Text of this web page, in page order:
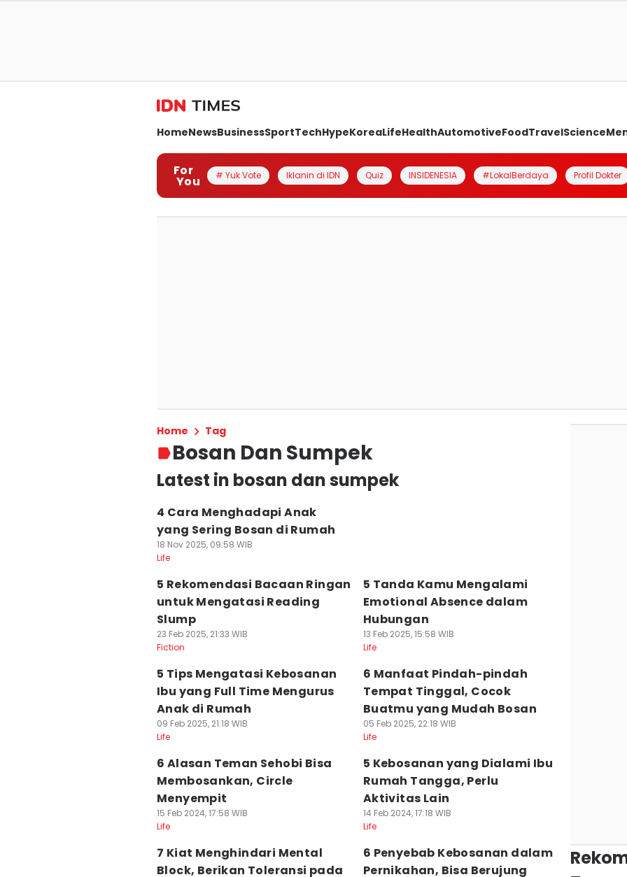
HomeNewsBusinessSportTechHypeKoreaLifeHealthAutomotiveFoodTravelScience
For
You # Yuk Vote Iklanin di IDN Quiz INSIDENESIA #LokalBerdaya Profil Dokter
Home Tag
Bosan Dan Sumpek
Latest in bosan dan sumpek
4 Cara Menghadapi Anak
yang Sering Bosan di Rumah
18 Nov 2025, 09:58 WIB
Life
5 Rekomendasi Bacaan Ringan
untuk Mengatasi Reading
Slump
23 Feb 2025, 21:33 WIB
Fiction
5 Tanda Kamu Mengalami
Emotional Absence dalam
Hubungan
13 Feb 2025, 15:58 WIB
Life
5 Tips Mengatasi Kebosanan
Ibu yang Full Time Mengurus
Anak di Rumah
09 Feb 2025, 21:18 WIB
Life
6 Manfaat Pindah-pindah
Tempat Tinggal, Cocok
Buatmu yang Mudah Bosan
05 Feb 2025, 22:18 WIB
Life
6 Alasan Teman Sehobi Bisa
Membosankan, Circle
Menyempit
15 Feb 2024, 17:58 WIB
Life
5 Kebosanan yang Dialami Ibu
Rumah Tangga, Perlu
Aktivitas Lain
14 Feb 2024, 17:18 WIB
Life
7 Kiat Menghindari Mental
Block, Berikan Toleransi pada
6 Penyebab Kebosanan dalam
Pernikahan, Bisa Berujung